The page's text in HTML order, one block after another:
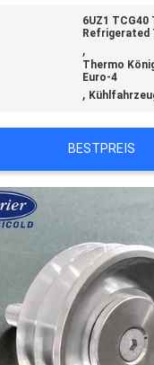
6UZ1
Refrigerated
,
Thermo
Euro-4
,
BESTPREIS